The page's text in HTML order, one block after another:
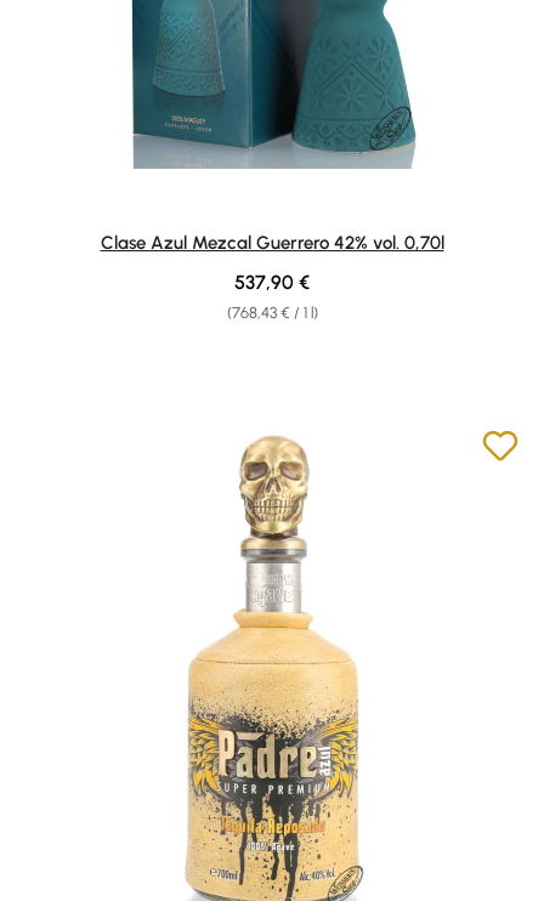
Clase Azul Mezcal Guerrero 42% vol. 0,70l
(768,43 € / 1 l)
Regular price:
537,90 €